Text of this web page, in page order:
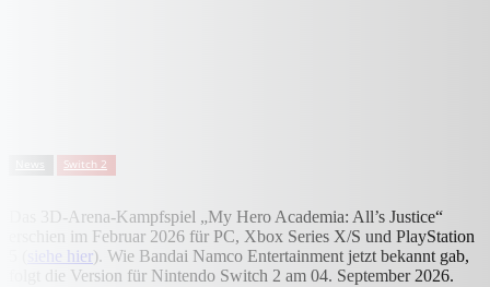
Switch 2
Das 3D-Arena-Kampfspiel „My Hero Academia: All’s Justice“
erschien im Februar 2026 für PC, Xbox Series X/S und PlayStation
siehe hier). Wie Bandai Namco Entertainment jetzt bekannt gab,
folgt die Version für Nintendo Switch 2 am 04. September 2026.